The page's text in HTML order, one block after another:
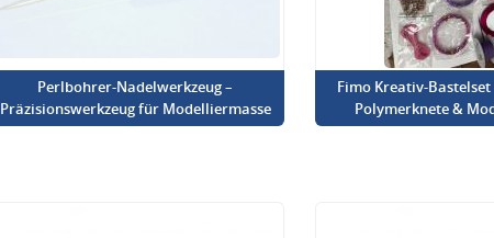
Perlbohrer-Nadelwerkzeug –
Präzisionswerkzeug für Modelliermasse
Fimo Kreativ-
Polymerknete &